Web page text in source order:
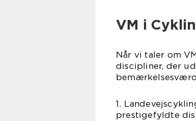
VM i
Når vi taler om
discipliner, der
1.
prestigefyldte